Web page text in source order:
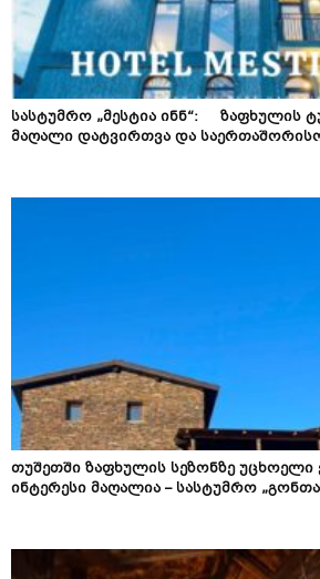
სასტუმრო „მესტია ინნ“: ზაფხულის
მაღალი დატვირთვა და
თუშეთში ზაფხულის სეზონზე უცხოელი
ინტერესი მაღალია – სასტუმრო